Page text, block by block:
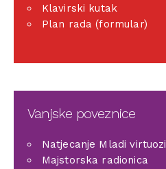
Klavirski kutak
Plan rada (formular)
Vanjske poveznice
Natjecanje Mladi virtuozi
Majstorska radionica